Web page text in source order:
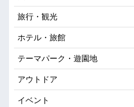
旅行・観光
ホテル・旅館
テーマパーク・遊園地
アウトドア
イベント